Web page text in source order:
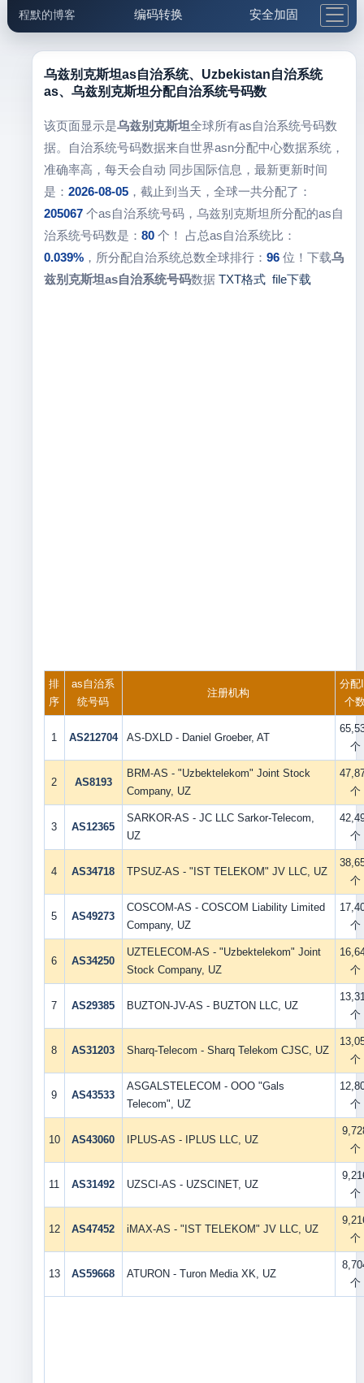
程默的博客 编码转换 安全加固
邮件工具 生活便民 更多工具
5.1支付宝大红包
乌兹别克斯坦as自治系统、Uzbekistan自治系统
as、乌兹别克斯坦分配自治系统号码数
该页面显示是乌兹别克斯坦全球所有as自治系统号码数
据。自治系统号码数据来自世界asn分配中心数据系统，
准确率高，每天会自动 同步国际信息，最新更新时间
是： 2026-08-05，截止到当天，全球一共分配了：
205067个as自治系统号码，乌兹别克斯坦所分配的as自
治系统号码数是： 80个！ 占总as自治系统比：
0.039%，所分配自治系统总数全球排行： 96位！下载乌
兹别克斯坦as自治系统号码数据 TXT格式 file下载
排
序
as自治系
统号码
注册机构
分配
个
1 AS212704 AS-DXLD - Daniel Groeber, AT
个
2 AS8193
BRM-AS - "Uzbektelekom" Joint Stock
Company, UZ
个
3 AS12365
SARKOR-AS - JC LLC Sarkor-Telecom,
UZ
个
4 AS34718 TPSUZ-AS - "IST TELEKOM" JV LLC, UZ
个
5 AS49273
COSCOM-AS - COSCOM Liability Limited
Company, UZ
个
6 AS34250
UZTELECOM-AS - "Uzbektelekom" Joint
Stock Company, UZ
个
7 AS29385 BUZTON-JV-AS - BUZTON LLC, UZ
个
8 AS31203 Sharq-Telecom - Sharq Telekom CJSC, UZ
个
9 AS43533
ASGALSTELECOM - OOO "Gals
Telecom", UZ
个
10 AS43060 IPLUS-AS - IPLUS LLC, UZ
个
11 AS31492 UZSCI-AS - UZSCINET, UZ
个
12 AS47452 iMAX-AS - "IST TELEKOM" JV LLC, UZ
个
13 AS59668 ATURON - Turon Media XK, UZ
个